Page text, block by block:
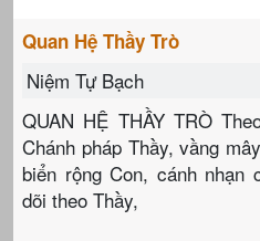
Quan Hệ Thầy Trò
Niệm Tự Bạch
QUAN HỆ THẦY TRÒ
Chánh pháp Thầy, vầng
biển rộng Con, cánh nhạn
dõi theo Thầy,